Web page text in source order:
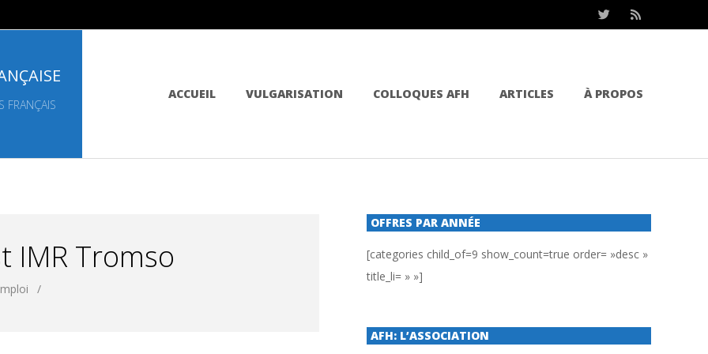
FRANÇAIS
ACCUEIL VULGARISATION COLLOQUES AFH ARTICLES À PROPOS
IMR Tromso
OFFRES PAR ANNÉE
[categories child_of=9 show_count=true order= »desc »
title_li= » »]
AFH: L’ASSOCIATION